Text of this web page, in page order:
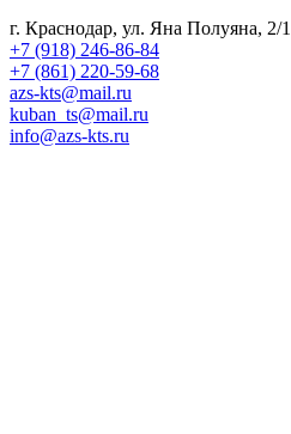
г. Краснодар, ул. Яна Полуяна, 2/1
+7 (918) 246-86-84
+7 (861) 220-59-68
azs-kts@mail.ru
kuban_ts@mail.ru
info@azs-kts.ru